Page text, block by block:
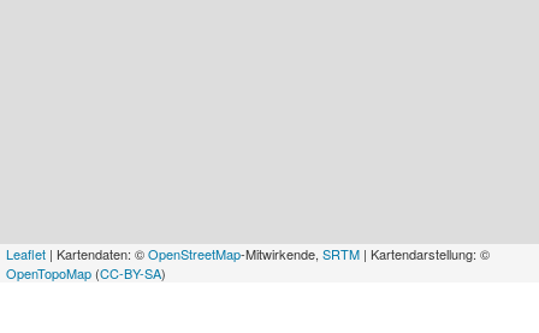
Leaflet | Kartendaten: ©OpenStreetMap-Mitwirkende, SRTM | Kartendarstellung: ©
OpenTopoMap (CC-BY-SA)